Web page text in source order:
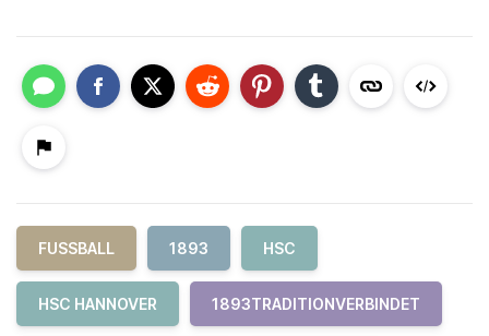
FUSSBALL 1893 HSC
HSC HANNOVER 1893TRADITIONVERBINDET